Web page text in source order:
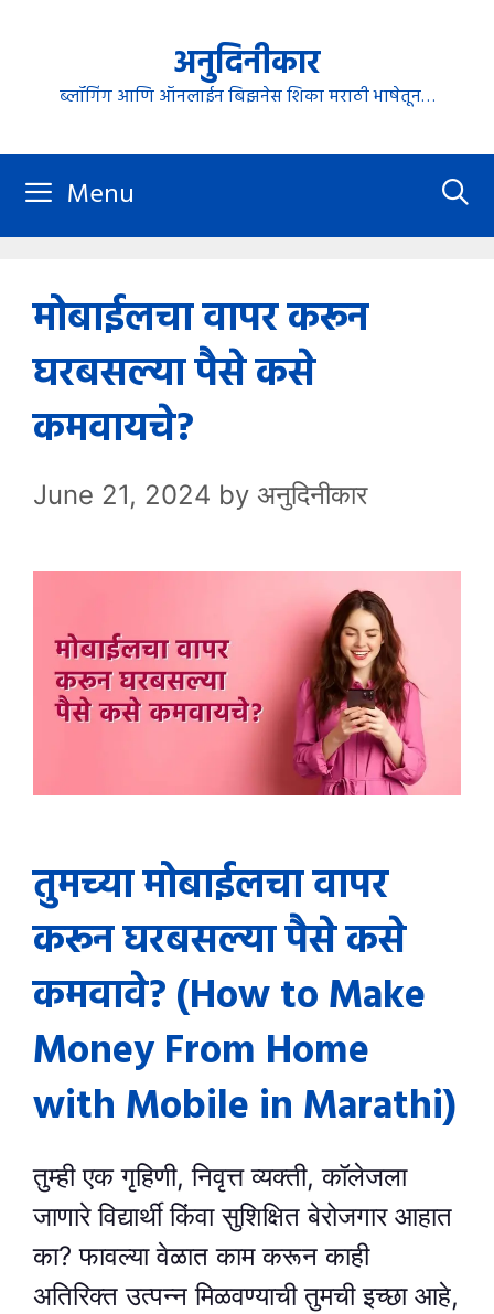
content
अनुदिनीकार
ब्लॉगिंग आणि ऑनलाईन बिझनेस शिका मराठी भाषेतून…
Menu
मोबाईलचा वापर करून
घरबसल्या पैसे कसे
कमवायचे?
June 21, 2024 by अनुदिनीकार
तुमच्या मोबाईलचा वापर
करून घरबसल्या पैसे कसे
कमवावे?(How to Make
Money From Home
with Mobile in Marathi)
तुम्ही एक गृहिणी, निवृत्त व्यक्ती, कॉलेजला
जाणारे विद्यार्थी किंवा सुशिक्षित बेरोजगार आहात
का? फावल्या वेळात काम करून काही
अतिरिक्त उत्पन्न मिळवण्याची तुमची इच्छा आहे,